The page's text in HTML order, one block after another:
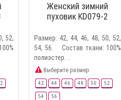
52,
Женский зимний
пуховик KD079-2
Размер: 42, 44, 46, 48, 50, 52,
54, 56. Состав ткани: 100%
полиэстер. ..
Выберите размер
42 44 46 48 50 52
54 56